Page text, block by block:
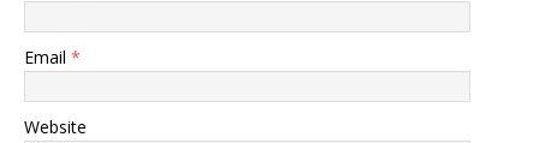
Email *
Website